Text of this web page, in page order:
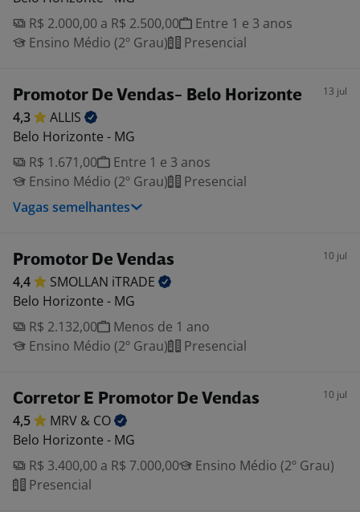
R$ 2.000,00 a R$ 2.500,00
Entre 1 e 3 anos
Ensino Médio (2º Grau)
Presencial
Promotor De Vendas- Belo Horizonte 13 jul
4,3
ALLIS
Belo Horizonte - MG
R$ 1.671,00
Entre 1 e 3 anos
Ensino Médio (2º Grau)
Presencial
Vagas semelhantes
Promotor De Vendas 10 jul
4,4 SMOLLAN iTRADE
Belo Horizonte - MG
R$ 2.132,00
Menos de 1 ano
Ensino Médio (2º Grau)
Presencial
Corretor E Promotor De Vendas 10 jul
4,5 MRV & CO
Belo Horizonte - MG
R$ 3.400,00 a R$ 7.000,00
Ensino Médio (2º Grau)
Presencial